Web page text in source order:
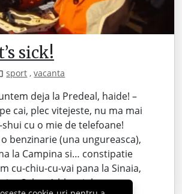
sick!
sport ,vacanta
deja la Predeal, haide! –
cai, plec vitejeste, nu ma mai
cu o mie de telefoane!
benzinarie (una ungureasca),
la Campina si… constipatie
cu-chiu-cu-vai pana la Sinaia,
„Colegu’, blocajul e…